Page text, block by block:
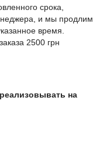
срока,
и мы продлим
время.
2500 грн
на